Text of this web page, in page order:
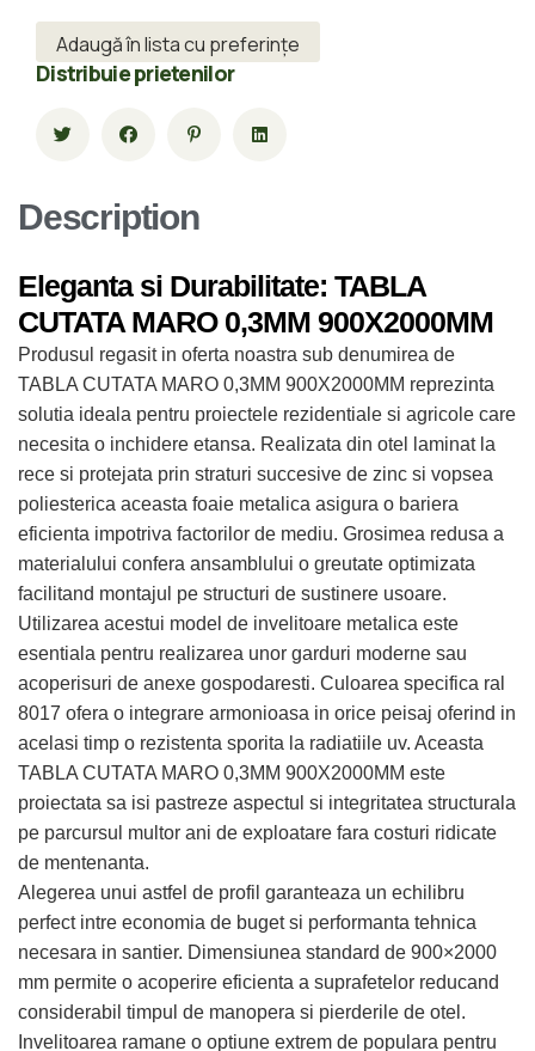
Adaugă în lista cu preferințe
Distribuie prietenilor
Description
Eleganta si Durabilitate: TABLA
CUTATA MARO 0,3MM 900X2000MM
Produsul regasit in oferta noastra sub denumirea de
TABLA CUTATA MARO 0,3MM 900X2000MM reprezinta
solutia ideala pentru proiectele rezidentiale si agricole care
necesita o inchidere etansa. Realizata din otel laminat la
rece si protejata prin straturi succesive de zinc si vopsea
poliesterica aceasta foaie metalica asigura o bariera
eficienta impotriva factorilor de mediu. Grosimea redusa a
materialului confera ansamblului o greutate optimizata
facilitand montajul pe structuri de sustinere usoare.
Utilizarea acestui model de invelitoare metalica este
esentiala pentru realizarea unor garduri moderne sau
acoperisuri de anexe gospodaresti. Culoarea specifica ral
8017 ofera o integrare armonioasa in orice peisaj oferind in
acelasi timp o rezistenta sporita la radiatiile uv. Aceasta
TABLA CUTATA MARO 0,3MM 900X2000MM este
proiectata sa isi pastreze aspectul si integritatea structurala
pe parcursul multor ani de exploatare fara costuri ridicate
de mentenanta.
Alegerea unui astfel de profil garanteaza un echilibru
perfect intre economia de buget si performanta tehnica
necesara in santier. Dimensiunea standard de 900×2000
mm permite o acoperire eficienta a suprafetelor reducand
considerabil timpul de manopera si pierderile de otel.
Invelitoarea ramane o optiune extrem de populara pentru